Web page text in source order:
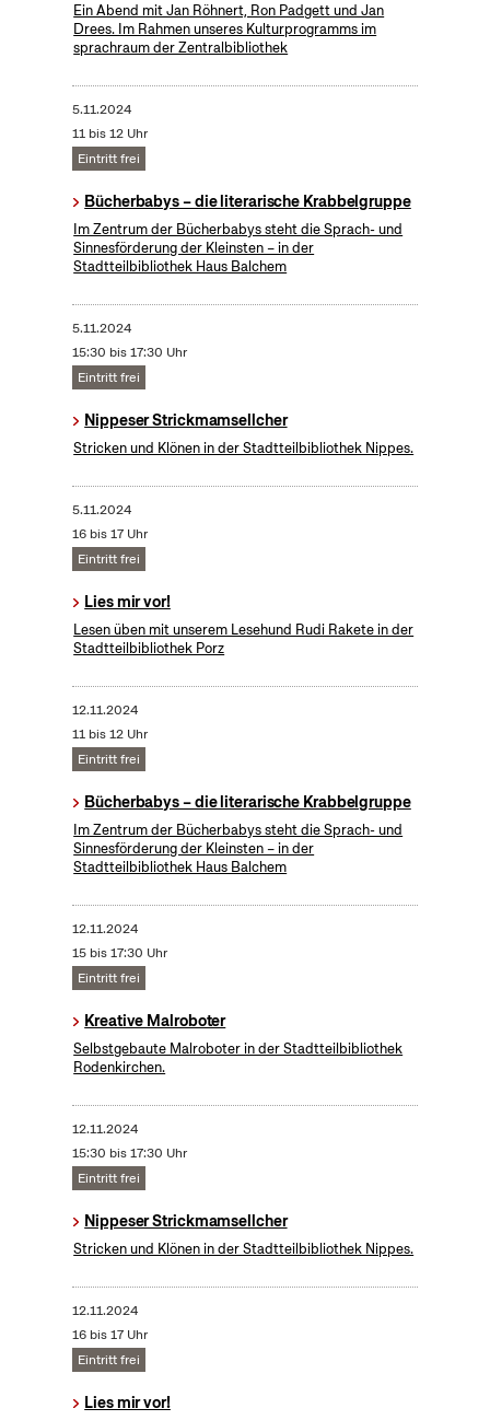
Ein Abend mit Jan Röhnert, Ron Padgett und Jan
Drees. Im Rahmen unseres Kulturprogramms im
sprachraum der Zentralbibliothek
5.11.2024
11 bis 12 Uhr
Eintritt frei
Bücherbabys – die literarische Krabbelgruppe
Im Zentrum der Bücherbabys steht die Sprach- und
Sinnesförderung der Kleinsten – in der
Stadtteilbibliothek Haus Balchem
5.11.2024
15:30 bis 17:30 Uhr
Eintritt frei
Nippeser Strickmamsellcher
Stricken und Klönen in der Stadtteilbibliothek Nippes.
5.11.2024
16 bis 17 Uhr
Eintritt frei
Lies mir vor!
Lesen üben mit unserem Lesehund Rudi Rakete in der
Stadtteilbibliothek Porz
12.11.2024
11 bis 12 Uhr
Eintritt frei
Bücherbabys – die literarische Krabbelgruppe
Im Zentrum der Bücherbabys steht die Sprach- und
Sinnesförderung der Kleinsten – in der
Stadtteilbibliothek Haus Balchem
12.11.2024
15 bis 17:30 Uhr
Eintritt frei
Kreative Malroboter
Selbstgebaute Malroboter in der Stadtteilbibliothek
Rodenkirchen.
12.11.2024
15:30 bis 17:30 Uhr
Eintritt frei
Nippeser Strickmamsellcher
Stricken und Klönen in der Stadtteilbibliothek Nippes.
12.11.2024
16 bis 17 Uhr
Eintritt frei
Lies mir vor!